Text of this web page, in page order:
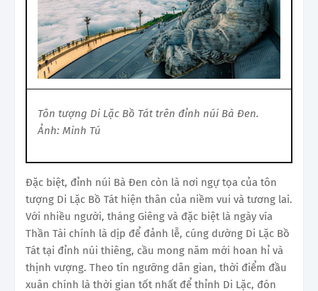
Tôn tượng Di Lặc Bồ Tát trên đỉnh núi Bà Đen.
Ảnh: Minh Tú
Đặc biệt, đỉnh núi Bà Đen còn là nơi ngự tọa của tôn
tượng Di Lặc Bồ Tát hiện thân của niềm vui và tương lai.
Với nhiều người, tháng Giêng và đặc biệt là ngày vía
Thần Tài chính là dịp để đảnh lễ, cúng dường Di Lặc Bồ
Tát tại đỉnh núi thiêng, cầu mong năm mới hoan hỉ và
thịnh vượng. Theo tín ngưỡng dân gian, thời điểm đầu
xuân chính là thời gian tốt nhất để thỉnh Di Lặc, đón